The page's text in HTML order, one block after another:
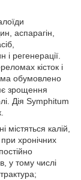
аспарагін,
регенерації.
кісток і
обумовлено
зрощення
Дія Symphitum
калій,
при хронічних
у тому числі